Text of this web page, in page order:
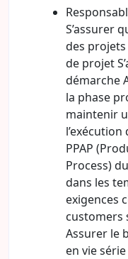
S’assurer
des projets
de projet
démarche
la phase
maintenir
l’exécution
PPAP
Process)
dans les
exigences
customers
Assurer le
en vie